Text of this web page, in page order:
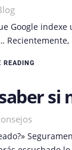
Google
READING
si